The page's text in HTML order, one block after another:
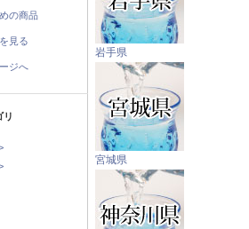
の商品
見る
ジへ
岩手県
宮城県